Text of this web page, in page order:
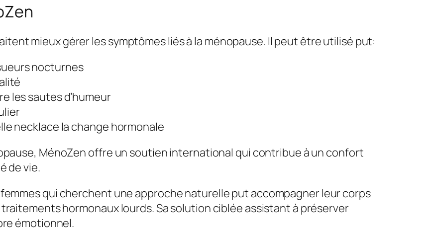
mieux gérer les symptômes liés à la ménopause. Il peut être utilisé put:
nocturnes
les sautes d’humeur
necklace la change hormonale
MénoZen offre un soutien international qui contribue à un confort
de vie.
qui cherchent une approche naturelle put accompagner leur corps
hormonaux lourds. Sa solution ciblée assistant à préserver
émotionnel.